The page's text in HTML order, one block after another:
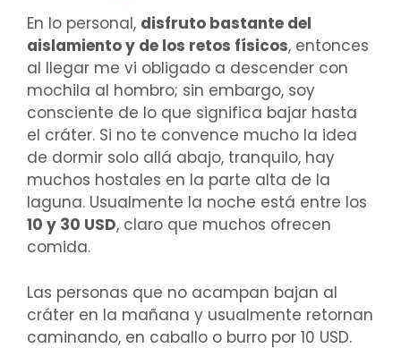
En lo personal, disfruto bastante del
aislamiento y de los retos físicos, entonces
al llegar me vi obligado a descender con
mochila al hombro; sin embargo, soy
consciente de lo que significa bajar hasta
el cráter. Si no te convence mucho la idea
de dormir solo allá abajo, tranquilo, hay
muchos hostales en la parte alta de la
laguna. Usualmente la noche está entre los
10 y 30 USD, claro que muchos ofrecen
comida.
Las personas que no acampan bajan al
cráter en la mañana y usualmente retornan
caminando, en caballo o burro por 10 USD.